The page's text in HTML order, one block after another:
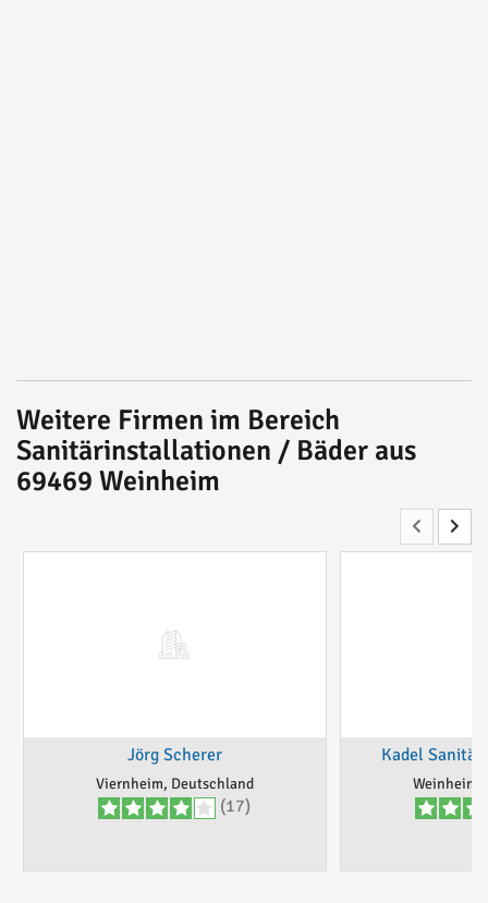
Weitere Firmen im Bereich
Sanitärinstallationen / Bäder aus
69469 Weinheim
Jörg Scherer
Viernheim, Deutschland
(17)
Kadel
Weinheim,